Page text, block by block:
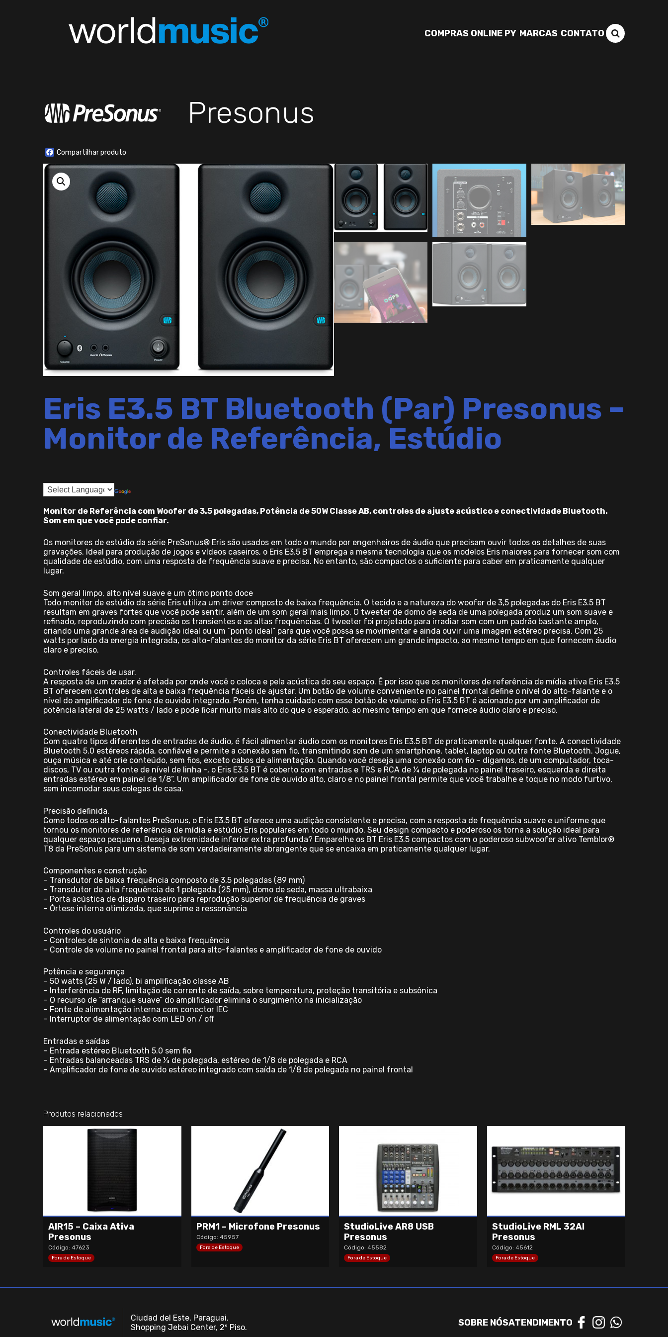
COMPRAS ONLINE PY MARCAS CONTATO
Presonus
Facebook
Eris E3.5 BT Bluetooth (Par) Presonus –
Monitor de Referência, Estúdio
Monitor de Referência com Woofer de 3.5 polegadas, Potência de 50W Classe AB, controles de ajuste acústico e conectividade Bluetooth.
Som em que você pode confiar.
Os monitores de estúdio da série PreSonus® Eris são usados em todo o mundo por engenheiros de áudio que precisam ouvir todos os detalhes de suas
gravações. Ideal para produção de jogos e vídeos caseiros, o Eris E3.5 BT emprega a mesma tecnologia que os modelos Eris maiores para fornecer som com
qualidade de estúdio, com uma resposta de frequência suave e precisa. No entanto, são compactos o suficiente para caber em praticamente qualquer
lugar.
Som geral limpo, alto nível suave e um ótimo ponto doce
Todo monitor de estúdio da série Eris utiliza um driver composto de baixa frequência. O tecido e a natureza do woofer de 3,5 polegadas do Eris E3.5 BT
resultam em graves fortes que você pode sentir, além de um som geral mais limpo. O tweeter de domo de seda de uma polegada produz um som suave e
refinado, reproduzindo com precisão os transientes e as altas frequências. O tweeter foi projetado para irradiar som com um padrão bastante amplo,
criando uma grande área de audição ideal ou um “ponto ideal” para que você possa se movimentar e ainda ouvir uma imagem estéreo precisa. Com 25
watts por lado da energia integrada, os alto-falantes do monitor da série Eris BT oferecem um grande impacto, ao mesmo tempo em que fornecem áudio
claro e preciso.
Controles fáceis de usar.
A resposta de um orador é afetada por onde você o coloca e pela acústica do seu espaço. É por isso que os monitores de referência de mídia ativa Eris E3.5
BT oferecem controles de alta e baixa frequência fáceis de ajustar. Um botão de volume conveniente no painel frontal define o nível do alto-falante e o
nível do amplificador de fone de ouvido integrado. Porém, tenha cuidado com esse botão de volume: o Eris E3.5 BT é acionado por um amplificador de
potência lateral de 25 watts / lado e pode ficar muito mais alto do que o esperado, ao mesmo tempo em que fornece áudio claro e preciso.
Conectividade Bluetooth
Com quatro tipos diferentes de entradas de áudio, é fácil alimentar áudio com os monitores Eris E3.5 BT de praticamente qualquer fonte. A conectividade
Bluetooth 5.0 estéreos rápida, confiável e permite a conexão sem fio, transmitindo som de um smartphone, tablet, laptop ou outra fonte Bluetooth. Jogue,
ouça música e até crie conteúdo, sem fios, exceto cabos de alimentação. Quando você deseja uma conexão com fio – digamos, de um computador, toca-
discos, TV ou outra fonte de nível de linha -, o Eris E3.5 BT é coberto com entradas e TRS e RCA de ¼ de polegada no painel traseiro, esquerda e direita
entradas estéreo em painel de 1/8”. Um amplificador de fone de ouvido alto, claro e no painel frontal permite que você trabalhe e toque no modo furtivo,
sem incomodar seus colegas de casa.
Precisão definida.
Como todos os alto-falantes PreSonus, o Eris E3.5 BT oferece uma audição consistente e precisa, com a resposta de frequência suave e uniforme que
tornou os monitores de referência de mídia e estúdio Eris populares em todo o mundo. Seu design compacto e poderoso os torna a solução ideal para
qualquer espaço pequeno. Deseja extremidade inferior extra profunda? Emparelhe os BT Eris E3.5 compactos com o poderoso subwoofer ativo Temblor®
T8 da PreSonus para um sistema de som verdadeiramente abrangente que se encaixa em praticamente qualquer lugar.
Componentes e construção
– Transdutor de baixa frequência composto de 3,5 polegadas (89 mm)
– Transdutor de alta frequência de 1 polegada (25 mm), domo de seda, massa ultrabaixa
– Porta acústica de disparo traseiro para reprodução superior de frequência de graves
– Órtese interna otimizada, que suprime a ressonância
Controles do usuário
– Controles de sintonia de alta e baixa frequência
– Controle de volume no painel frontal para alto-falantes e amplificador de fone de ouvido
Potência e segurança
– 50 watts (25 W / lado), bi amplificação classe AB
– Interferência de RF, limitação de corrente de saída, sobre temperatura, proteção transitória e subsônica
– O recurso de “arranque suave” do amplificador elimina o surgimento na inicialização
– Fonte de alimentação interna com conector IEC
– Interruptor de alimentação com LED on / off
Entradas e saídas
– Entrada estéreo Bluetooth 5.0 sem fio
– Entradas balanceadas TRS de ¼ de polegada, estéreo de 1/8 de polegada e RCA
– Amplificador de fone de ouvido estéreo integrado com saída de 1/8 de polegada no painel frontal
Produtos relacionados
AIR15 – Caixa Ativa
Presonus
Código: 47623
Fora de Estoque
PRM1 – Microfone Presonus
Código: 45957
Fora de Estoque
StudioLive AR8 USB
Presonus
Código: 45582
Fora de Estoque
StudioLive RML 32AI
Presonus
Código: 45612
Fora de Estoque
Ciudad del Este, Paraguai.
Shopping Jebai Center, 2º Piso.
SOBRE NÓSATENDIMENTO